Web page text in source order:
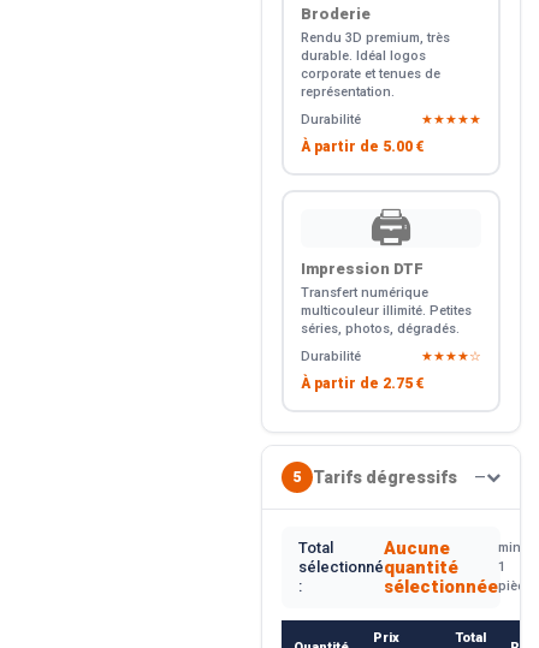
Broderie
Rendu 3D premium, très
durable. Idéal logos
corporate et tenues de
représentation.
Durabilité
★★★★★
À partir de 5.00 €
🖨️
Impression DTF
Transfert numérique
multicouleur illimité. Petites
séries, photos, dégradés.
Durabilité
★★★★☆
À partir de 2.75 €
5 Tarifs dégressifs —
Total
sélectionné
:
Aucune
quantité
sélectionnée
min.
1
pièce
Prix Total